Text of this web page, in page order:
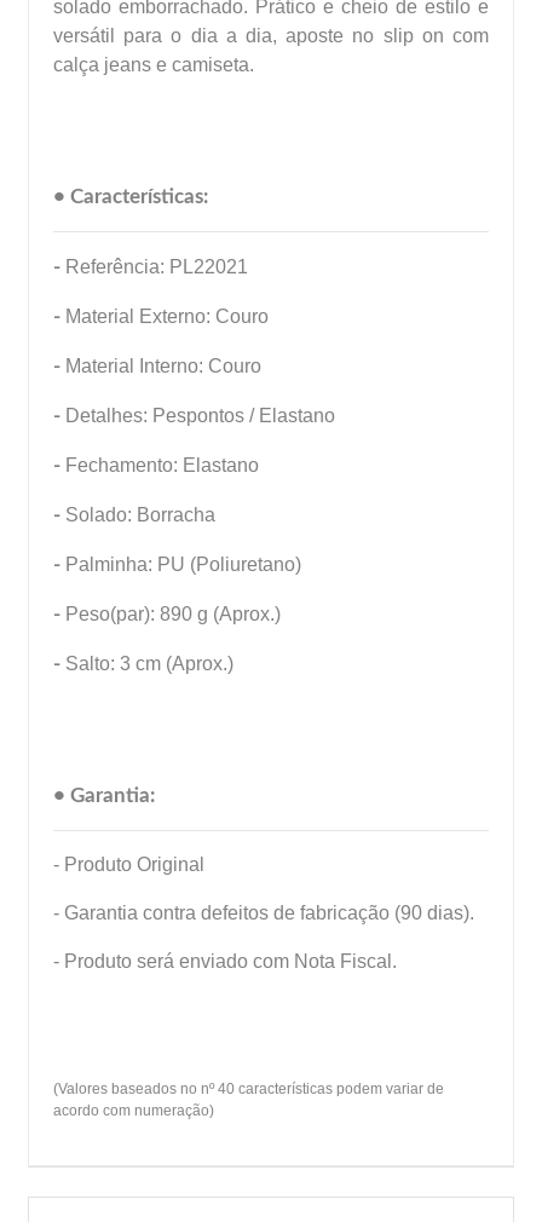
solado emborrachado. Prático e cheio de estilo e
versátil para o dia a dia, aposte no slip on com
calça jeans e camiseta.
• Características:
- Referência: PL22021
- Material Externo: Couro
- Material Interno: Couro
- Detalhes: Pespontos / Elastano
- Fechamento: Elastano
- Solado: Borracha
- Palminha: PU (Poliuretano)
- Peso(par): 890 g (Aprox.)
- Salto: 3 cm (Aprox.)
• Garantia:
- Produto Original
- Garantia contra defeitos de fabricação (90 dias).
- Produto será enviado com Nota Fiscal.
(Valores baseados no nº 40 características podem variar de
acordo com numeração)